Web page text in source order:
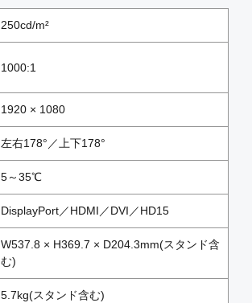
250cd/m²
1000:1
1920 × 1080
左右178°／上下178°
5～35℃
DisplayPort／HDMI／DVI／HD15
W537.8 × H369.7 × D204.3mm(スタンド含
む)
5.7kg(スタンド含む)